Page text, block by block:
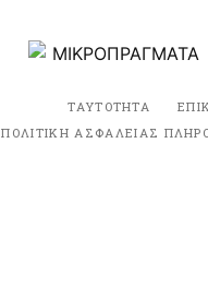
ΤΑΥΤΟΤΗΤΑ
ΠΟΛΙΤΙΚΗ ΑΣΦΑΛΕΙΑΣ